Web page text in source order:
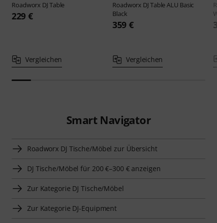
Roadworx DJ Table
229 €
Vergleichen
Roadworx DJ Table ALU Basic
Black
359 €
Vergleichen
Smart Navigator
Roadworx DJ Tische/Möbel zur Übersicht
DJ Tische/Möbel für 200 €–300 € anzeigen
Zur Kategorie DJ Tische/Möbel
Zur Kategorie DJ-Equipment